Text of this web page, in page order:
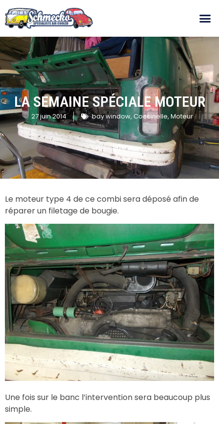
LA SEMAINE SPÉCIALE MOTEUR
27 juin 2014 bay window, Coccinelle, Moteur
Le moteur type 4 de ce combi sera déposé afin de
réparer un filetage de bougie.
Une fois sur le banc l’intervention sera beaucoup plus
simple.